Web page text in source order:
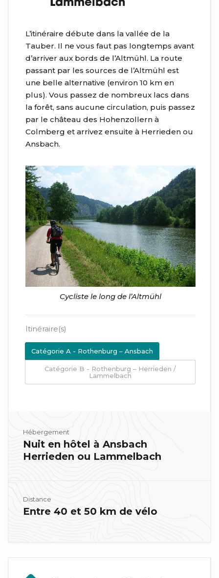
Lammelbach
L’itinéraire débute dans la vallée de la
Tauber. Il ne vous faut pas longtemps avant
d’arriver aux bords de l’Altmühl. La route
passant par les sources de l’Altmühl est
une belle alternative (environ 10 km en
plus). Vous passez de nombreux lacs dans
la forêt, sans aucune circulation, puis passez
par le château des Hohenzollern à
Colmberg et arrivez ensuite à Herrieden ou
Ansbach.
Cycliste le long de l’Altmühl
Itinéraire(s)
Catégorie A - Rothenburg – Ansbach
Catégorie B - Rothenburg – Herrieden /
Lammelbach
Hébergement
Nuit en hôtel à Ansbach
Herrieden ou Lammelbach
Distance
Entre 40 et 50 km de vélo